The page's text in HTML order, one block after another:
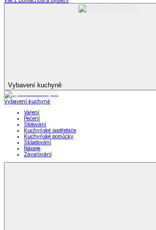
Vybavení kuchyně
Vybavení kuchyně
Vaření
Pečení
Stolování
Kuchyňské spotřebiče
Kuchyňské pomůcky
Skladování
Nápoje
Zavařování